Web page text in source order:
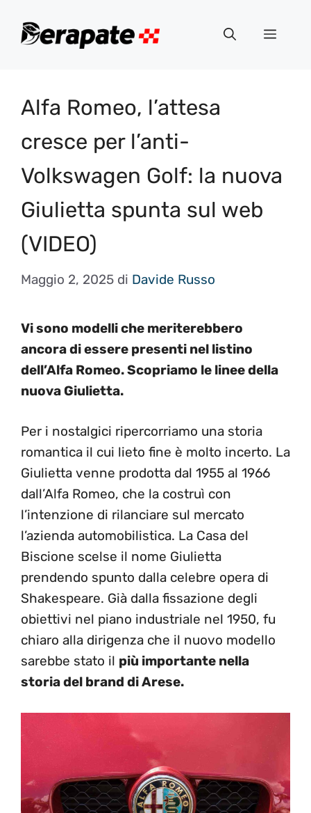
Menu
Alfa Romeo, l’attesa
cresce per l’anti-
Volkswagen Golf: la nuova
Giulietta spunta sul web
(VIDEO)
Maggio 2, 2025 di Davide Russo
Vi sono modelli che meriterebbero
ancora di essere presenti nel listino
dell’Alfa Romeo. Scopriamo le linee della
nuova Giulietta.
Per i nostalgici ripercorriamo una storia
romantica il cui lieto fine è molto incerto. La
Giulietta venne prodotta dal 1955 al 1966
dall’Alfa Romeo, che la costruì con
l’intenzione di rilanciare sul mercato
l’azienda automobilistica. La Casa del
Biscione scelse il nome Giulietta
prendendo spunto dalla celebre opera di
Shakespeare. Già dalla fissazione degli
obiettivi nel piano industriale nel 1950, fu
chiaro alla dirigenza che il nuovo modello
sarebbe stato il più importante nella
storia del brand di Arese.